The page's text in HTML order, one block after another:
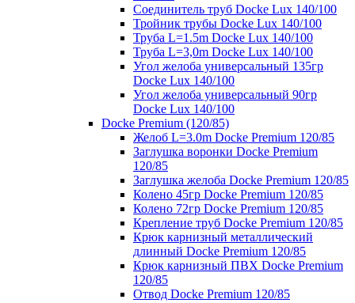
Соединитель труб Docke Lux 140/100
Тройник трубы Docke Lux 140/100
Труба L=1.5m Docke Lux 140/100
Труба L=3,0m Docke Lux 140/100
Угол желоба универсальный 135гр
Docke Lux 140/100
Угол желоба универсальный 90гр
Docke Lux 140/100
Docke Premium (120/85)
Желоб L=3.0m Docke Premium 120/85
Заглушка воронки Docke Premium
120/85
Заглушка желоба Docke Premium 120/85
Колено 45гр Docke Premium 120/85
Колено 72гр Docke Premium 120/85
Крепление труб Docke Premium 120/85
Крюк карнизный металлический
длинный Docke Premium 120/85
Крюк карнизный ПВХ Docke Premium
120/85
Отвод Docke Premium 120/85